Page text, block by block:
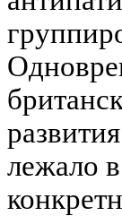
лежало